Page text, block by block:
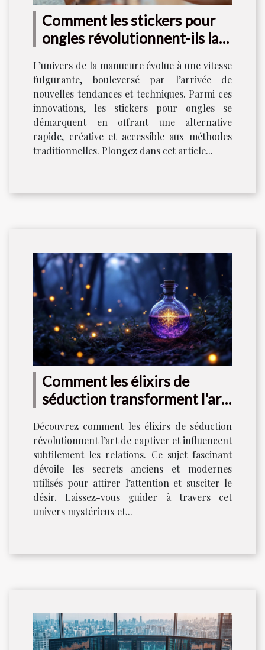
Comment les stickers pour
ongles révolutionnent-ils la
L’univers de la manucure évolue à une vitesse
fulgurante, bouleversé par l’arrivée de
nouvelles tendances et techniques. Parmi ces
innovations, les stickers pour ongles se
démarquent en offrant une alternative
rapide, créative et accessible aux méthodes
traditionnelles. Plongez dans cet article...
Comment les élixirs de
séduction transforment l'art
Découvrez comment les élixirs de séduction
révolutionnent l’art de captiver et influencent
subtilement les relations. Ce sujet fascinant
dévoile les secrets anciens et modernes
utilisés pour attirer l’attention et susciter le
désir. Laissez-vous guider à travers cet
univers mystérieux et...